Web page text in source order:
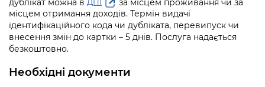
Графік роботи та прийому громадян
Вакансії
Бізнес та ліцензування
Фінанси та бюджет
Безпека та правопорядок
Відкритий бюджет
Контактний центр
Допомога учасникам АТО
Нормативна база
Питання і відповіді про публічну
інформацію
Порядок оскарження рішень, дій чи
бездіяльності розпорядників інформації
Подати журналістський запит /
Submitting a media request
Зйомки в лікарнях в умовах воєнного
стану / Rules for media coverage of
hospitals at work under martial law
ДПІ
місцем отримання доходів. Термін видачі
ідентифікаційного кода чи дубліката, перевипуск чи
внесення змін до картки – 5 днів. Послуга надається
безкоштовно.
Необхідні документи